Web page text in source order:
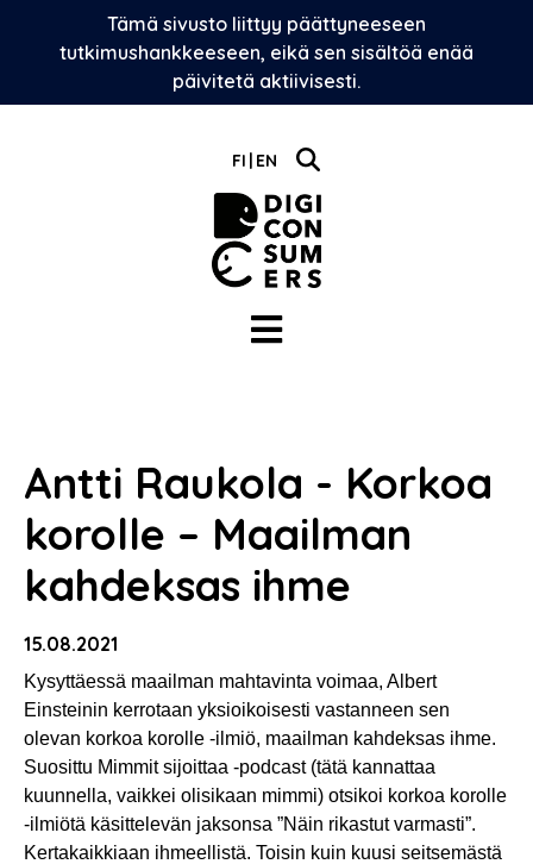
Tämä sivusto liittyy päättyneeseen
tutkimushankkeeseen, eikä sen sisältöä enää
päivitetä aktiivisesti.
FI EN
Antti Raukola - Korkoa
korolle – Maailman
kahdeksas ihme
15.08.2021
Kysyttäessä maailman mahtavinta voimaa, Albert
Einsteinin kerrotaan yksioikoisesti vastanneen sen
olevan korkoa korolle -ilmiö, maailman kahdeksas ihme.
Suosittu ­Mimmit sijoittaa -podcast (tätä kannattaa
kuunnella, vaikkei olisikaan mimmi) otsikoi korkoa korolle
-ilmiötä käsittelevän jaksonsa ”Näin rikastut varmasti”.
Kertakaikkiaan ihmeellistä. Toisin kuin kuusi seitsemästä